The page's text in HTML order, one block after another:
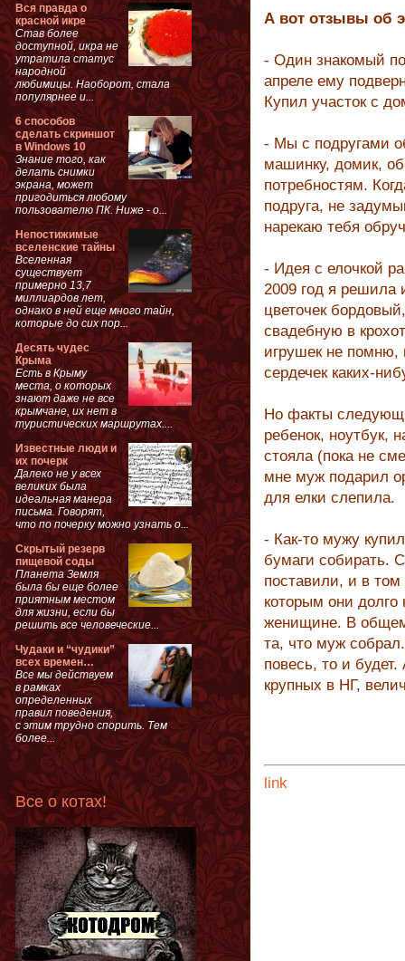
А вот отзывы об
- Один знакомый
апреле ему
Купил участок с
- Мы с подругами
машинку, домик,
потребностям.
подруга, не
нарекаю тебя
- Идея с елочкой
2009 год я решила
цветочек
свадебную в
игрушек не помню,
сердечек каких-
Но факты
ребенок, ноутбук,
стояла (пока не
мне муж подарил
для елки слепила.
- Как-то мужу
бумаги собирать.
поставили, и в
которым они
женищине. В
та, что муж
повесь, то и
крупных в НГ,
link
Вся правда о
красной икре
Став более
доступной, икра не
утратила статус
народной
любимицы. Наоборот, стала
популярнее и...
6 способов
сделать скриншот
в Windows 10
Знание того, как
делать снимки
экрана, может
пригодиться любому
пользователю ПК. Ниже - о...
Непостижимые
вселенские тайны
Вселенная
существует
примерно 13,7
миллиардов лет,
однако в ней еще много тайн,
которые до сих пор...
Десять чудес
Крыма
Есть в Крыму
места, о которых
знают даже не все
крымчане, их нет в
туристических маршрутах....
Известные люди и
их почерк
Далеко не у всех
великих была
идеальная манера
письма. Говорят,
что по почерку можно узнать о...
Скрытый резерв
пищевой соды
Планета Земля
была бы еще более
приятным местом
для жизни, если бы
решить все человеческие...
Чудаки и “чудики”
всех времен…
Все мы действуем
в рамках
определенных
правил поведения,
с этим трудно спорить. Тем
более...
Все о котах!